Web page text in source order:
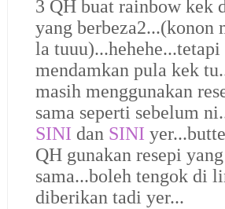
3 QH buat rainbow kek
yang berbeza2...(konon
la
mendamkan pula kek
masih menggunakan
sama seperti sebelum
SINI dan SINI
QH gunakan resepi yang
sama...boleh tengok di
diberikan tadi yer...